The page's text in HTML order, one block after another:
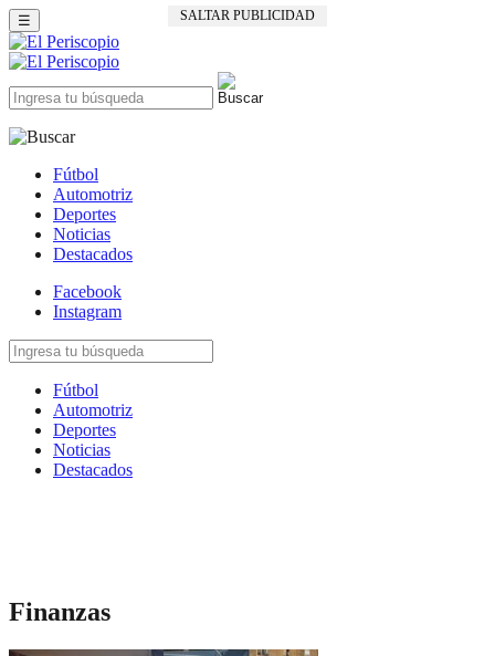
SALTAR PUBLICIDAD
☰
Fútbol
Automotriz
Deportes
Noticias
Destacados
Facebook
Instagram
Fútbol
Automotriz
Deportes
Noticias
Destacados
Finanzas